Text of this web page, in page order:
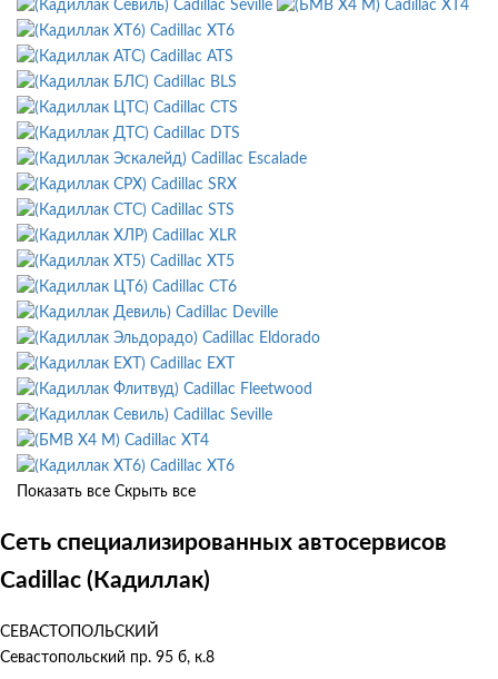
Cadillac Seville
Cadillac XT4
Cadillac XT6
Cadillac ATS
Cadillac BLS
Cadillac CTS
Cadillac DTS
Cadillac Escalade
Cadillac SRX
Cadillac STS
Cadillac XLR
Cadillac XT5
Cadillac CT6
Cadillac Deville
Cadillac Eldorado
Cadillac EXT
Cadillac Fleetwood
Cadillac Seville
Cadillac XT4
Cadillac XT6
Показать все Скрыть все
Сеть специализированных автосервисов
Cadillac (Кадиллак)
СЕВАСТОПОЛЬСКИЙ
Севастопольский пр. 95 б, к.8